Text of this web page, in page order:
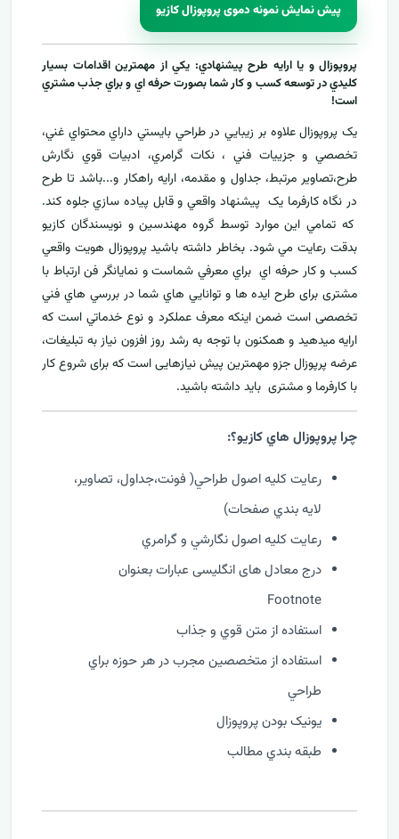
پیش نمایش نمونه دموی پروپوزال کازیو
پروپوزال و يا ارايه طرح پيشنهادي: يکي از مهمترين اقدامات بسيار
کليدي در توسعه کسب و کار شما بصورت حرفه اي و براي جذب مشتري
است!
يک پروپوزال علاوه بر زيبايي در طراحي بايستي داراي محتواي غني،
تخصصي و جزييات فني ، نکات گرامري، ادبيات قوي نگارش
طرح،تصاوير مرتبط، جداول و مقدمه، ارایه راهکار و...باشد تا طرح
در نگاه کارفرما يک پيشنهاد واقعي و قابل پياده سازي جلوه کند.
که تمامي اين موارد توسط گروه مهندسين و نويسندگان کازيو
بدقت رعايت مي شود. بخاطر داشته باشيد پروپوزال هويت واقعي
کسب و کار حرفه اي براي معرفيشماست و نمایانگر فن ارتباط با
مشتری برای طرح ايده ها و توانايي هاي شما در بررسي هاي فني
تخصصی است ضمن اینکه معرف عملکرد و نوع خدماتي است که
ارايه ميدهید و همکنون با توجه به رشد روز افزون نياز به تبليغات،
عرضه پرپوزال جزو مهمترين پیش نیازهایی است که برای شروع کار
با کارفرما و مشتری بايد داشته باشيد.
چرا پروپوزال هاي کازيو؟:
رعايت کليه اصول طراحي( فونت،جداول، تصاوير،
لايه بندي صفحات)
رعايت کليه اصول نگارشي و گرامري
درج معادل های انگلیسی عبارات بعنوان
Footnote
استفاده از متن قوي و جذاب
استفاده از متخصصين مجرب در هر حوزه براي
طراحي
يونيک بودن پروپوزال
طبقه بندي مطالب